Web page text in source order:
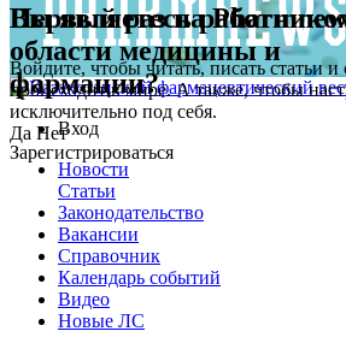
Первый раз на
Войдите, чтобы читать, писать статьи и
происходит в мире. А также, чтобы
исключительно под себя.
Зарегистрироваться
Вы являетесь
области медицины и
фармации?
Да НетВход
Новости
Статьи
Законодательство
Вакансии
Справочник
Календарь событий
Видео
Новые ЛС